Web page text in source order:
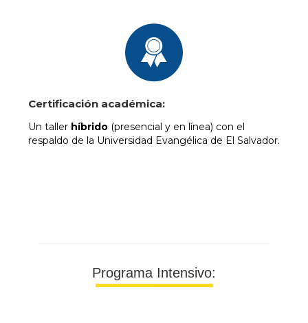
Certificación académica:
Un taller híbrido (presencial y en línea) con el
respaldo de la Universidad Evangélica de El Salvador.
Programa Intensivo: